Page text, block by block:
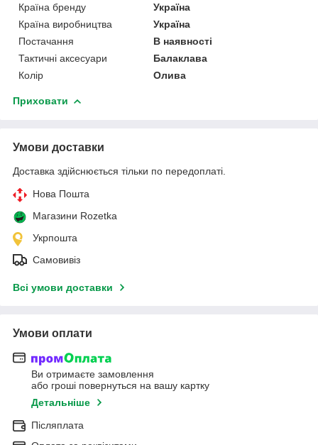
Країна бренду
Україна
Країна виробництва
Україна
Постачання
В наявності
Тактичні аксесуари
Балаклава
Колір
Олива
Приховати
Умови доставки
Доставка здійснюється тільки по передоплаті.
Нова Пошта
Магазини Rozetka
Укрпошта
Самовивіз
Всі умови доставки
Умови оплати
Ви отримаєте замовлення
або гроші повернуться на вашу картку
Детальніше
Післяплата